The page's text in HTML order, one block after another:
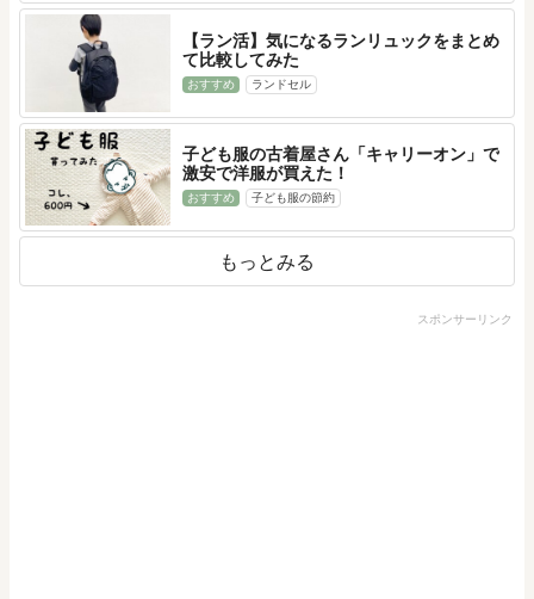
【ラン活】気になるランリュックをまとめ
て比較してみた
おすすめ ランドセル
子ども服の古着屋さん「キャリーオン」で
激安で洋服が買えた！
おすすめ 子ども服の節約
もっとみる
スポンサーリンク